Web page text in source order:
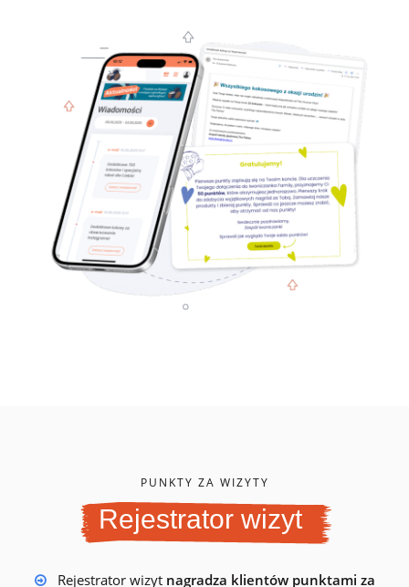
PUNKTY ZA WIZYTY
Rejestrator wizyt
Rejestrator wizyt nagradza klientów punktami za